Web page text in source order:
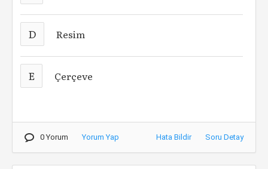
D Resim
E Çerçeve
0 Yorum Yorum Yap Hata Bildir Soru Detay